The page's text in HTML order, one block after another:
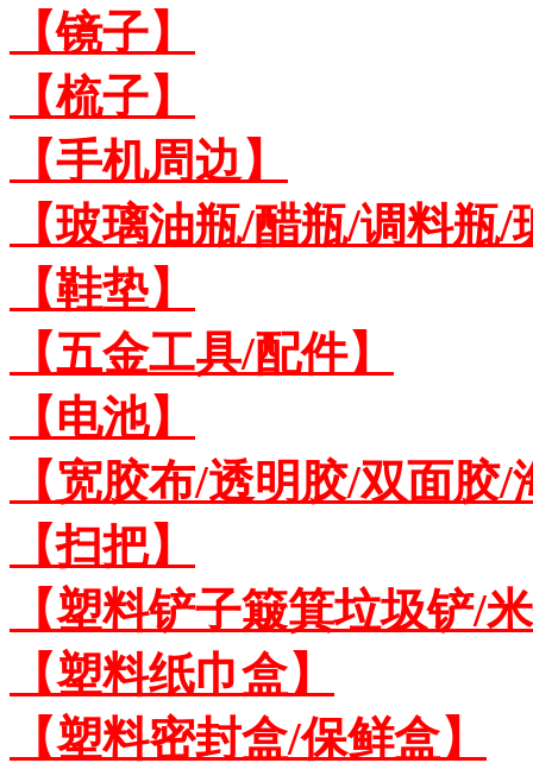
【镜子】
【梳子】
【手机周边】
【玻璃油瓶/醋瓶/调料瓶
【鞋垫】
【五金工具/配件】
【电池】
【宽胶布/透明胶/双面胶
【扫把】
【塑料铲子簸箕垃圾铲/
【塑料纸巾盒】
【塑料密封盒/保鲜盒】